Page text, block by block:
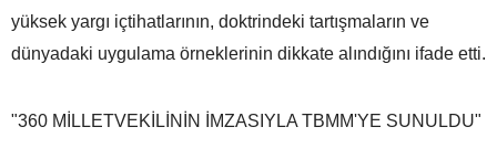
yüksek yargı içtihatlarının, doktrindeki tartışmaların ve
dünyadaki uygulama örneklerinin dikkate alındığını ifade etti.
"360 MİLLETVEKİLİNİN İMZASIYLA TBMM'YE SUNULDU"